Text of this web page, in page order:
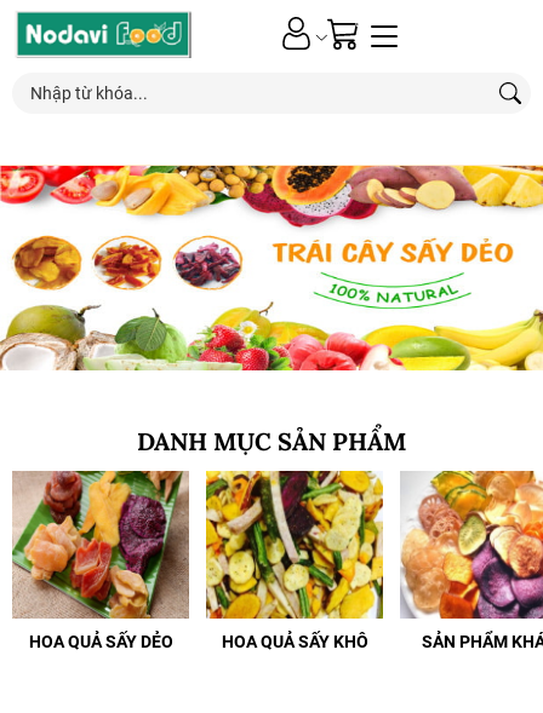
0
DANH MỤC SẢN PHẨM
HOA QUẢ SẤY DẺO HOA QUẢ SẤY KHÔ SẢN PHẨM